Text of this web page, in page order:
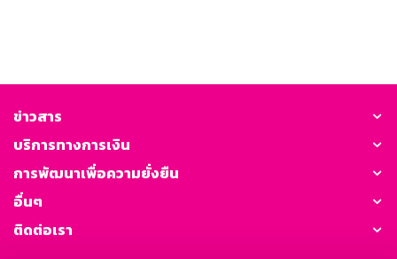
ข่าวสาร
บริการทางการเงิน
การพัฒนาเพื่อความยั่งยืน
อื่นๆ
ติดต่อเรา